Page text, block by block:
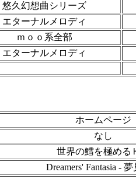
悠久幻想曲シリーズ
エターナルメロディ
ｍｏｏ系全部
エターナルメロディ
ホームページ
なし
世界の鱈を極める
Dreamers' Fantasia -